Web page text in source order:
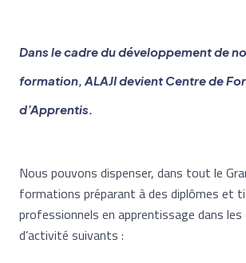
Dans le cadre du développement de
formation, ALAJI devient Centre de
d’Apprentis.
Nous pouvons dispenser, dans tout le
formations préparant à des diplômes et
professionnels en apprentissage dans les
d’activité suivants :